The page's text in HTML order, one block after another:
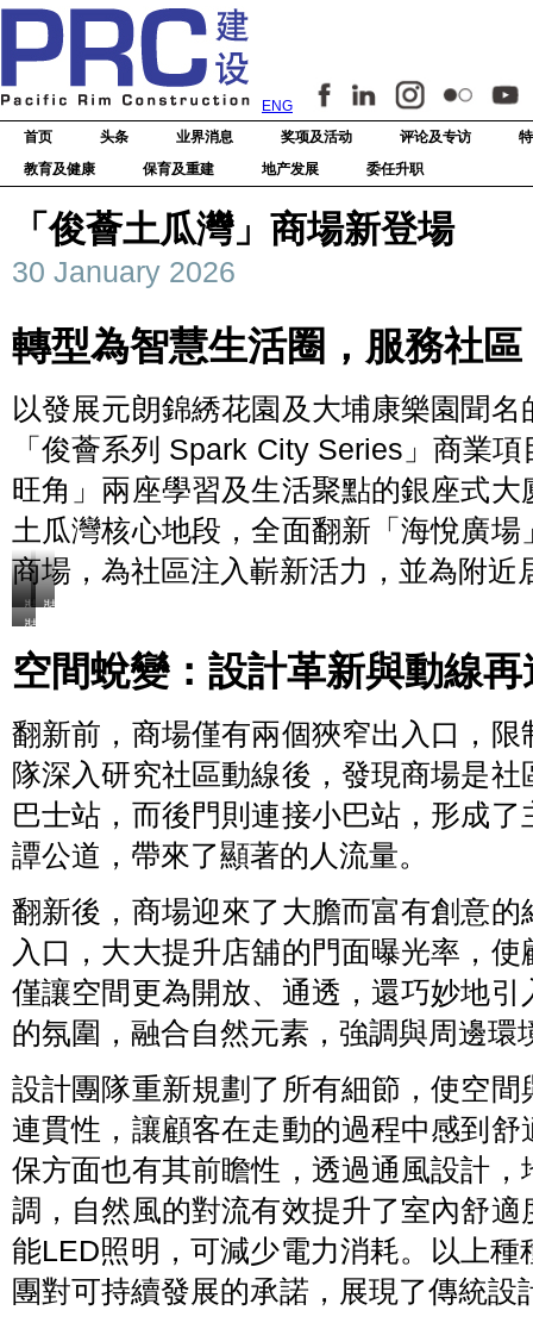
ENG
首页
头条 业界消息 奖项及活动 评论及专访
教育及健康
保育及重建 地产发展 委任升职
「俊薈土瓜灣」商場新登場
30 January 2026
轉型為智慧生活圈，服務社區
以發展元朗錦綉花園及大埔康樂園聞
「俊薈系列 Spark City Series」商業
旺角」兩座學習及生活聚點的銀座式
土瓜灣核心地段，全面翻新「海悅廣
商場，為社區注入嶄新活力，並為附近
裝
修
後
裝
前
裝
修
後
空間蛻變：設計革新與動線再
翻新前，商場僅有兩個狹窄出入口，
隊深入研究社區動線後，發現商場是
巴士站，而後門則連接小巴站，形成
譚公道，帶來了顯著的人流量。
翻新後，商場迎來了大膽而富有創意
入口，大大提升店舖的門面曝光率，
僅讓空間更為開放、通透，還巧妙地
的氛圍，融合自然元素，強調與周邊環
設計團隊重新規劃了所有細節，使空
連貫性，讓顧客在走動的過程中感到
保方面也有其前瞻性，透過通風設計
調，自然風的對流有效提升了室內舒
能LED照明，可減少電力消耗。以上
團對可持續發展的承諾，展現了傳統